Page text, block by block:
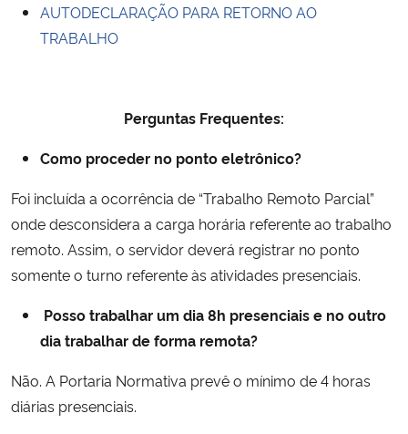
AUTODECLARAÇÃO PARA RETORNO AO
TRABALHO
Perguntas Frequentes:
Como proceder no ponto eletrônico?
Foi incluída a ocorrência de “Trabalho Remoto Parcial”
onde desconsidera a carga horária referente ao trabalho
remoto. Assim, o servidor deverá registrar no ponto
somente o turno referente às atividades presenciais.
Posso trabalhar um dia 8h presenciais e no outro
dia trabalhar de forma remota?
Não. A Portaria Normativa prevê o mínimo de 4 horas
diárias presenciais.